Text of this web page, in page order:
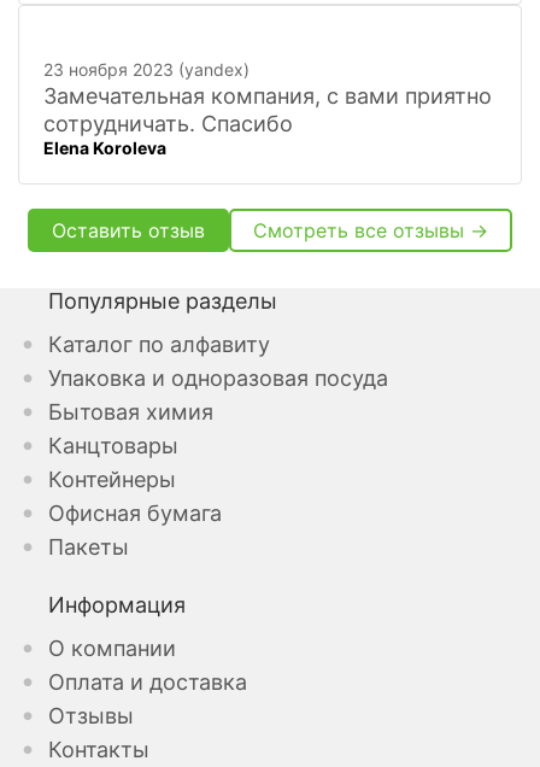
23 ноября 2023 (yandex)
Замечательная компания, с вами приятно
сотрудничать. Спасибо
Elena Koroleva
Оставить отзыв Смотреть все отзывы →
Популярные разделы
Каталог по алфавиту
Упаковка и одноразовая посуда
Бытовая химия
Канцтовары
Контейнеры
Офисная бумага
Пакеты
Информация
О компании
Оплата и доставка
Отзывы
Контакты